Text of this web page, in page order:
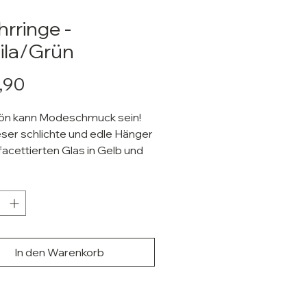
-
Grün
kann Modeschmuck sein!
schlichte und edle Hänger
Glas in Gelb und
Kristall & Metall.
Ca. 20
ist Cadmium-
In den Warenkorb